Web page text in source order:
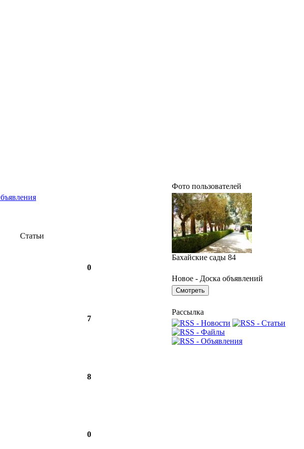
Статьи
0
7
8
0
Фото пользователей
Бахайские сады 84
Новое - Доска объявлений
Рассылка